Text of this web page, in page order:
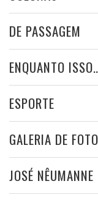
DE PASSAGEM
ENQUANTO
ESPORTE
GALERIA DE
JOSÉ